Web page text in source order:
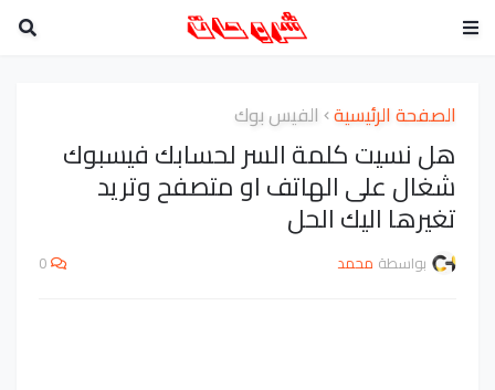
الصفحة الرئيسية الفيس بوك
هل نسيت كلمة السر لحسابك فيسبوك
شغال على الهاتف او متصفح وتريد
تغيرها اليك الحل
بواسطة محمد 0